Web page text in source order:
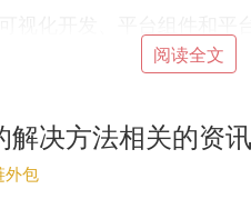
点，形成10大自动化流水
用”，让小团队也能轻松开
开发完成后自动生成测试
度，相信在不久的将来，
阅读全文
决方法相关的资讯
外包